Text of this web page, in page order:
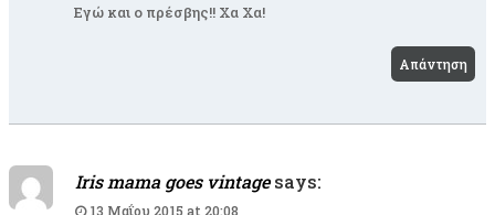
Εγώ και ο πρέσβης!! Χα Χα!
Απάντηση
Iris mama goes vintage says:
13 Μαΐου 2015 at 20:08